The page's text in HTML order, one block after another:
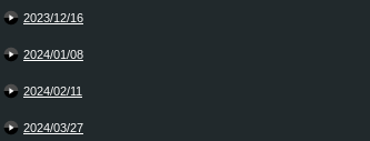
2023/12/16
2024/01/08
2024/02/11
2024/03/27